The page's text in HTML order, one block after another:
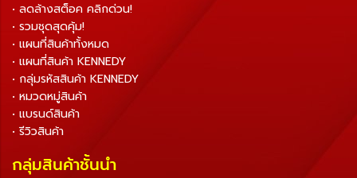
• ลดล้างสต็อค คลิกด่วน!
• รวมชุดสุดคุ้ม!
• แผนที่สินค้าทั้งหมด
• แผนที่สินค้า KENNEDY
• กลุ่มรหัสสินค้า KENNEDY
• หมวดหมู่สินค้า
• แบรนด์สินค้า
• รีวิวสินค้า
กลุ่มสินค้าชั้นนำ